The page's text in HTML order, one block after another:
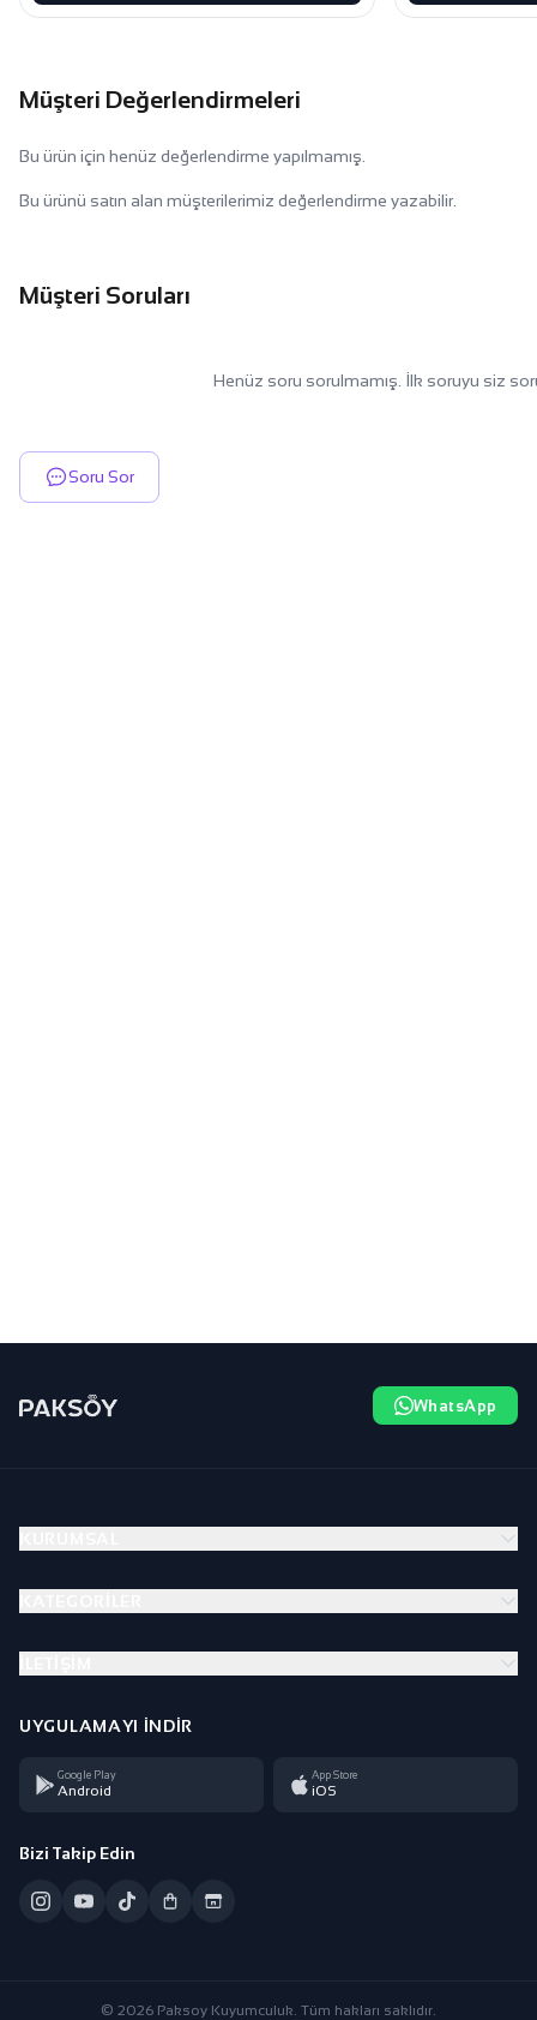
Müşteri Değerlendirmeleri
Bu ürün için henüz değerlendirme yapılmamış.
Bu ürünü satın alan müşterilerimiz değerlendirme yazabilir.
Müşteri Soruları
Henüz soru sorulmamış. İlk soruyu siz
Soru Sor
WhatsApp
UYGULAMAYI İNDIR
Google Play
Android
App Store
iOS
Bizi Takip Edin
© 2026 Paksoy Kuyumculuk. Tüm hakları saklıdır.